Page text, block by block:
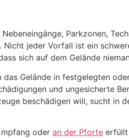
Parkzonen,
jeder Vorfall ist ein
sich auf dem Gelände
Gelände in festgelegten
und ungesicherte
beschädigen will, sucht in
oder an der Pforte erfüllt